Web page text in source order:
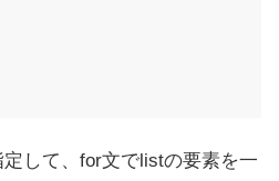
して、for文でlistの要素を一